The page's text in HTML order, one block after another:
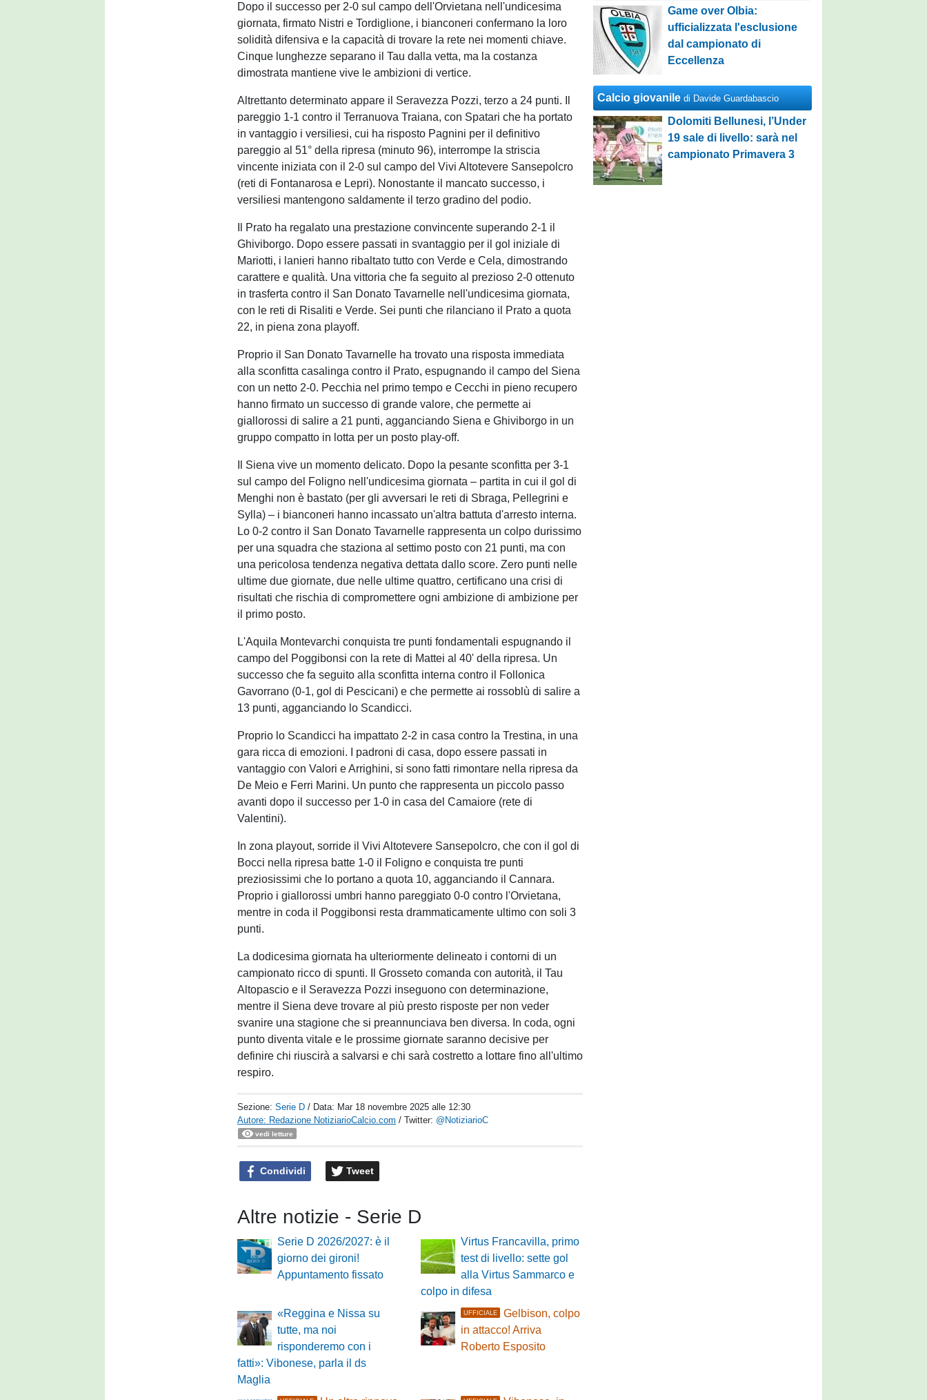
Dopo il successo per 2-0 sul campo dell'Orvietana nell'undicesima
giornata, firmato Nistri e Tordiglione, i bianconeri confermano la loro
solidità difensiva e la capacità di trovare la rete nei momenti chiave.
Cinque lunghezze separano il Tau dalla vetta, ma la costanza
dimostrata mantiene vive le ambizioni di vertice.
Altrettanto determinato appare il Seravezza Pozzi, terzo a 24 punti. Il
pareggio 1-1 contro il Terranuova Traiana, con Spatari che ha portato
in vantaggio i versiliesi, cui ha risposto Pagnini per il definitivo
pareggio al 51° della ripresa (minuto 96), interrompe la striscia
vincente iniziata con il 2-0 sul campo del Vivi Altotevere Sansepolcro
(reti di Fontanarosa e Lepri). Nonostante il mancato successo, i
versiliesi mantengono saldamente il terzo gradino del podio.
Il Prato ha regalato una prestazione convincente superando 2-1 il
Ghiviborgo. Dopo essere passati in svantaggio per il gol iniziale di
Mariotti, i lanieri hanno ribaltato tutto con Verde e Cela, dimostrando
carattere e qualità. Una vittoria che fa seguito al prezioso 2-0 ottenuto
in trasferta contro il San Donato Tavarnelle nell'undicesima giornata,
con le reti di Risaliti e Verde. Sei punti che rilanciano il Prato a quota
22, in piena zona playoff.
Proprio il San Donato Tavarnelle ha trovato una risposta immediata
alla sconfitta casalinga contro il Prato, espugnando il campo del Siena
con un netto 2-0. Pecchia nel primo tempo e Cecchi in pieno recupero
hanno firmato un successo di grande valore, che permette ai
giallorossi di salire a 21 punti, agganciando Siena e Ghiviborgo in un
gruppo compatto in lotta per un posto play-off.
Il Siena vive un momento delicato. Dopo la pesante sconfitta per 3-1
sul campo del Foligno nell'undicesima giornata – partita in cui il gol di
Menghi non è bastato (per gli avversari le reti di Sbraga, Pellegrini e
Sylla) – i bianconeri hanno incassato un'altra battuta d'arresto interna.
Lo 0-2 contro il San Donato Tavarnelle rappresenta un colpo durissimo
per una squadra che staziona al settimo posto con 21 punti, ma con
una pericolosa tendenza negativa dettata dallo score. Zero punti nelle
ultime due giornate, due nelle ultime quattro, certificano una crisi di
risultati che rischia di compromettere ogni ambizione di ambizione per
il primo posto.
L'Aquila Montevarchi conquista tre punti fondamentali espugnando il
campo del Poggibonsi con la rete di Mattei al 40' della ripresa. Un
successo che fa seguito alla sconfitta interna contro il Follonica
Gavorrano (0-1, gol di Pescicani) e che permette ai rossoblù di salire a
13 punti, agganciando lo Scandicci.
Proprio lo Scandicci ha impattato 2-2 in casa contro la Trestina, in una
gara ricca di emozioni. I padroni di casa, dopo essere passati in
vantaggio con Valori e Arrighini, si sono fatti rimontare nella ripresa da
De Meio e Ferri Marini. Un punto che rappresenta un piccolo passo
avanti dopo il successo per 1-0 in casa del Camaiore (rete di
Valentini).
In zona playout, sorride il Vivi Altotevere Sansepolcro, che con il gol di
Bocci nella ripresa batte 1-0 il Foligno e conquista tre punti
preziosissimi che lo portano a quota 10, agganciando il Cannara.
Proprio i giallorossi umbri hanno pareggiato 0-0 contro l'Orvietana,
mentre in coda il Poggibonsi resta drammaticamente ultimo con soli 3
punti.
La dodicesima giornata ha ulteriormente delineato i contorni di un
campionato ricco di spunti. Il Grosseto comanda con autorità, il Tau
Altopascio e il Seravezza Pozzi inseguono con determinazione,
mentre il Siena deve trovare al più presto risposte per non veder
svanire una stagione che si preannunciava ben diversa. In coda, ogni
punto diventa vitale e le prossime giornate saranno decisive per
definire chi riuscirà a salvarsi e chi sarà costretto a lottare fino all'ultimo
respiro.
Sezione:Serie D / Data: Mar 18 novembre 2025 alle 12:30
Autore: Redazione NotiziarioCalcio.com / Twitter: @NotiziarioC
vedi letture
Condividi Tweet
Altre notizie - Serie D
Serie D 2026/2027: è il
giorno dei gironi!
Appuntamento fissato
Virtus Francavilla, primo
test di livello: sette gol
alla Virtus Sammarco e
colpo in difesa
«Reggina e Nissa su
tutte, ma noi
risponderemo con i
fatti»: Vibonese, parla il ds
Maglia
UFFICIALE
Gelbison, colpo
in attacco! Arriva
Roberto Esposito
Game over Olbia:
ufficializzata l'esclusione
dal campionato di
Eccellenza
Calcio giovanile di Davide Guardabascio
Dolomiti Bellunesi, l’Under
19 sale di livello: sarà nel
campionato Primavera 3